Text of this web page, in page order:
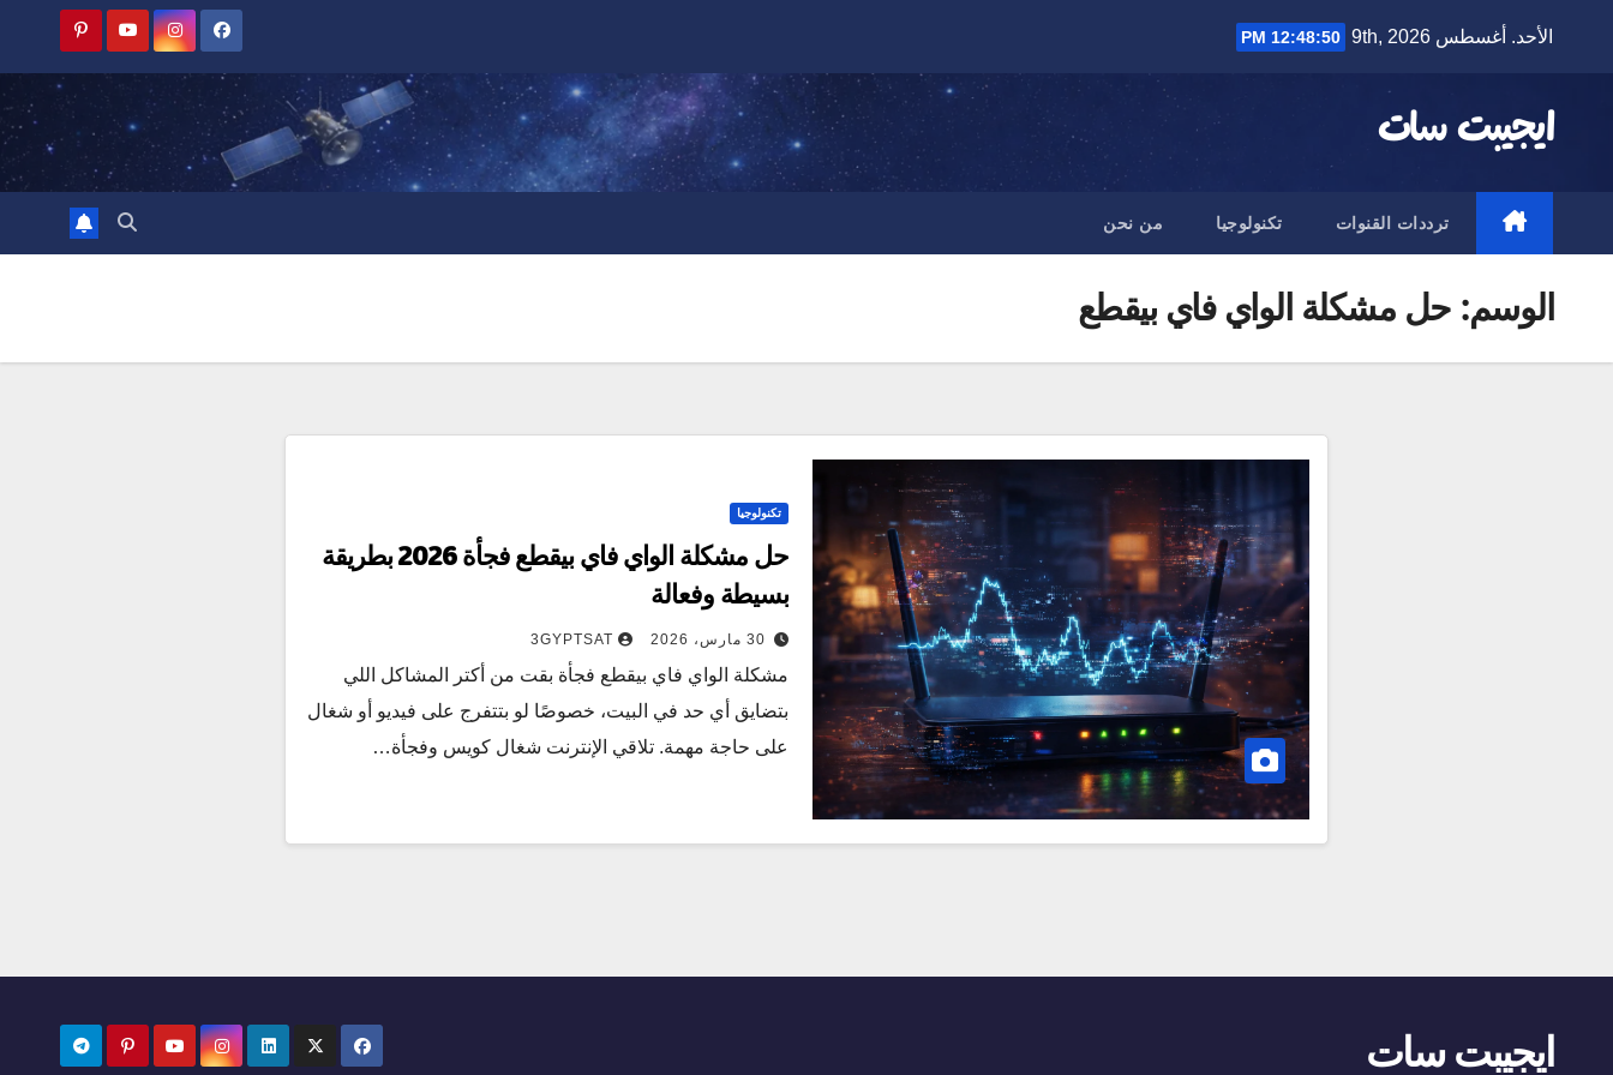
الأحد. أغسطس 9th, 2026 12:48:51 PM
ايجيبت سات
ترددات القنوات تكنولوجيا من نحن
الوسم:حل مشكلة الواي فاي بيقطع
تكنولوجيا
حل مشكلة الواي فاي بيقطع فجأة 2026 بطريقة
بسيطة وفعالة
30 مارس، 2026 3GYPTSAT
مشكلة الواي فاي بيقطع فجأة بقت من أكتر المشاكل اللي
بتضايق أي حد في البيت، خصوصًا لو بتتفرج على فيديو أو شغال
على حاجة مهمة. تلاقي الإنترنت شغال كويس وفجأة…
ايجيبت سات